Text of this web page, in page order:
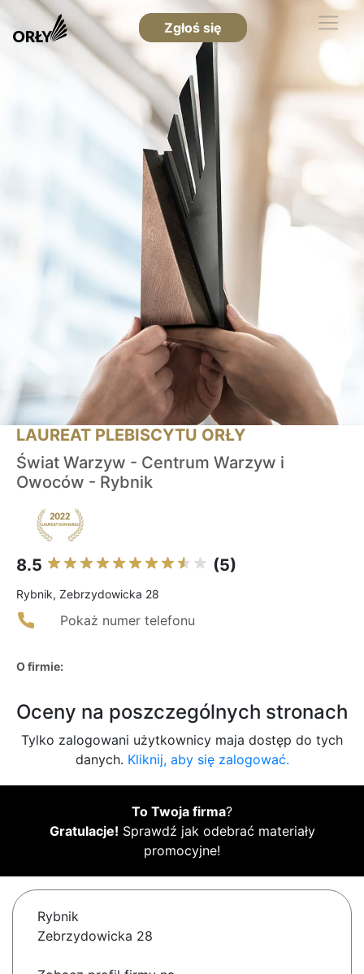
Zgłoś się
LAUREAT PLEBISCYTU ORŁY
Świat Warzyw - Centrum Warzyw i
Owoców - Rybnik
8.5 (5)
Rybnik, Zebrzydowicka 28
Pokaż numer telefonu
O firmie:
Oceny na poszczególnych stronach
Tylko zalogowani użytkownicy maja dostęp do tych
danych. Kliknij, aby się zalogować.
To Twoja firma?
Gratulacje! Sprawdź jak odebrać materiały
promocyjne!
Rybnik
Zebrzydowicka 28